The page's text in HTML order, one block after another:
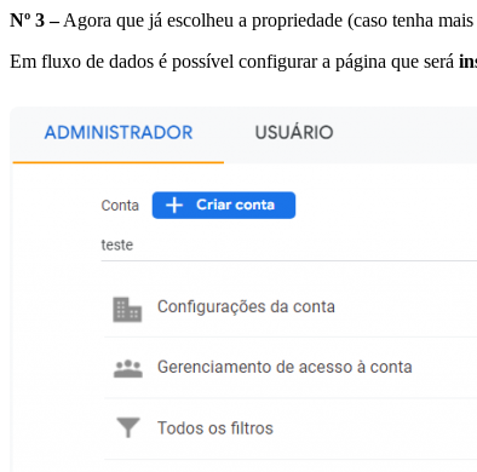
Nº 3 –Agora que já escolheu a propriedade (caso tenha
Em fluxo de dados é possível configurar a página que será